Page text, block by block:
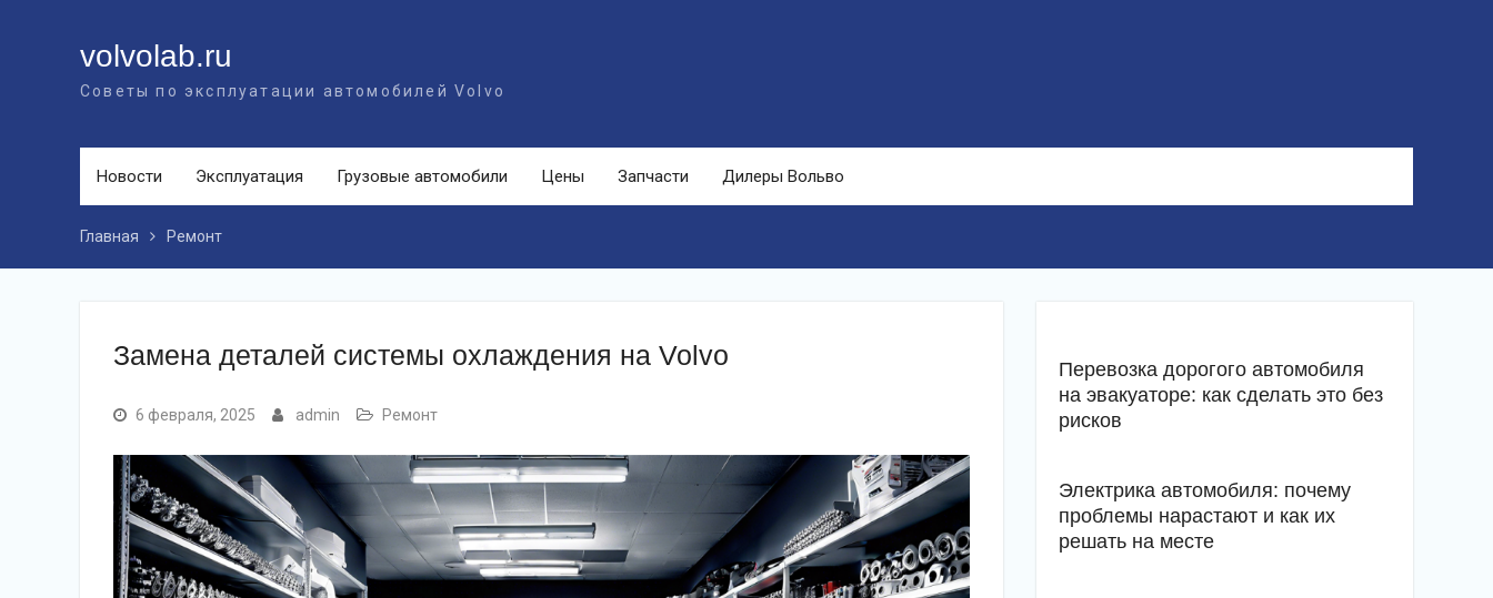
volvolab.ru
Советы по эксплуатации автомобилей Volvo
Новости Эксплуатация Грузовые автомобили Цены Запчасти Дилеры Вольво
Главная Ремонт
Замена деталей системы охлаждения на Volvo
6 февраля, 2025 admin Ремонт
Перевозка дорогого автомобиля
на эвакуаторе: как сделать это без
рисков
Электрика автомобиля: почему
проблемы нарастают и как их
решать на месте